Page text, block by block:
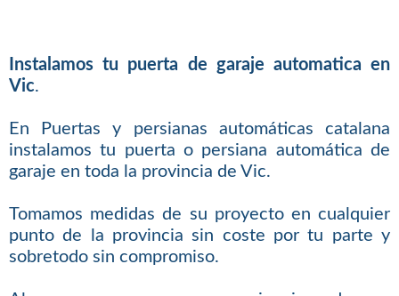
Instalamos tu puerta de garaje automatica en
Vic.
En Puertas y persianas automáticas catalana
instalamos tu puerta o persiana automática de
garaje en toda la provincia de Vic.
Tomamos medidas de su proyecto en cualquier
punto de la provincia sin coste por tu parte y
sobretodo sin compromiso.